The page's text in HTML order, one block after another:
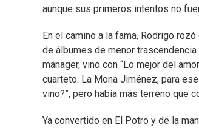
aunque sus primeros intentos no
En el camino a la fama, Rodrigo
de álbumes de menor
mánager, vino con “Lo mejor del
cuarteto. La Mona Jiménez, para
vino?”, pero había más terreno que
Ya convertido en El Potro y de la